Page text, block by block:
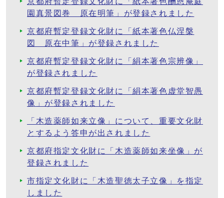
園真景図巻 原在明筆」が登録されました
京都府暫定登録文化財に「紙本著色仏涅槃
図 原在中筆」が登録されました
京都府暫定登録文化財に「絹本著色宗辨像」
が登録されました
京都府暫定登録文化財に「絹本著色虚堂智愚
像」が登録されました
「木造薬師如来立像」について、重要文化財
とするよう答申が出されました
京都府指定文化財に「木造薬師如来坐像」が
登録されました
市指定文化財に「木造聖徳太子立像」を指定
しました